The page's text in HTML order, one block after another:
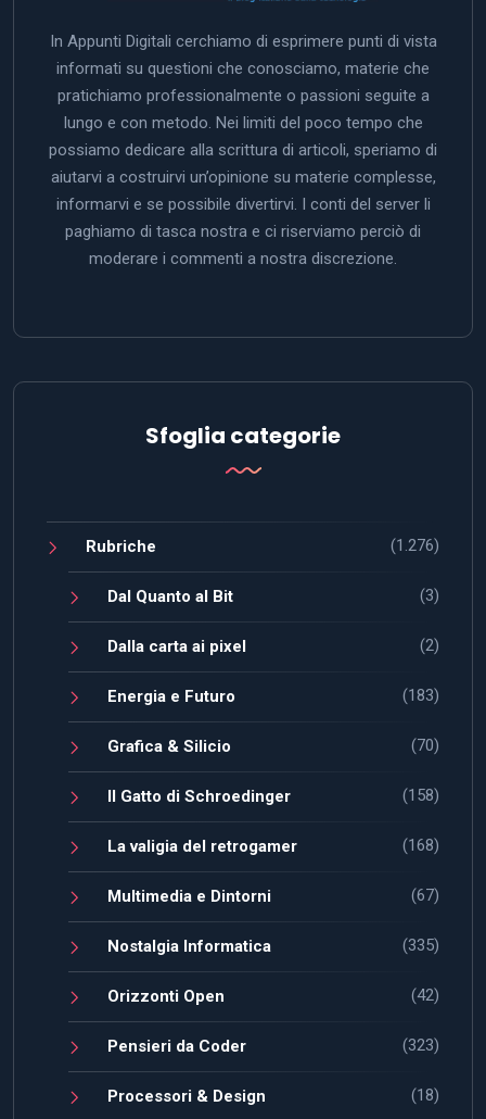
In Appunti Digitali cerchiamo di esprimere punti di vista
informati su questioni che conosciamo, materie che
pratichiamo professionalmente o passioni seguite a
lungo e con metodo. Nei limiti del poco tempo che
possiamo dedicare alla scrittura di articoli, speriamo di
aiutarvi a costruirvi un’opinione su materie complesse,
informarvi e se possibile divertirvi. I conti del server li
paghiamo di tasca nostra e ci riserviamo perciò di
moderare i commenti a nostra discrezione.
Sfoglia categorie
Rubriche (1.276)
Dal Quanto al Bit (3)
Dalla carta ai pixel (2)
Energia e Futuro (183)
Grafica & Silicio (70)
Il Gatto di Schroedinger (158)
La valigia del retrogamer (168)
Multimedia e Dintorni (67)
Nostalgia Informatica (335)
Orizzonti Open (42)
Pensieri da Coder (323)
Processori & Design (18)